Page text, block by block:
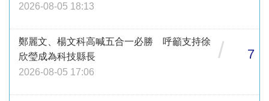
2026-08-05 18:13
鄭麗文、楊文科高喊五合一必勝 呼籲支持徐
欣瑩成為科技縣長
2026-08-05 17:06
/ 7